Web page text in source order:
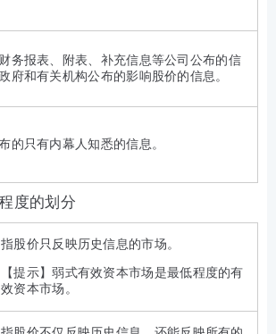
务报表、附表、补充信息等公司公布的信
府和有关机构公布的影响股价的信息。
的只有内幕人知悉的信息。
度的划分
指股价只反映历史信息的市场。
【提示】弱式有效资本市场是最低程度的有
效资本市场。